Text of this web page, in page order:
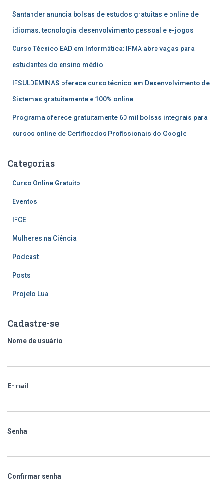
Santander anuncia bolsas de estudos gratuitas e online de
idiomas, tecnologia, desenvolvimento pessoal e e-jogos
Curso Técnico EAD em Informática: IFMA abre vagas para
estudantes do ensino médio
IFSULDEMINAS oferece curso técnico em Desenvolvimento de
Sistemas gratuitamente e 100% online
Programa oferece gratuitamente 60 mil bolsas integrais para
cursos online de Certificados Profissionais do Google
Categorias
Curso Online Gratuito
Eventos
IFCE
Mulheres na Ciência
Podcast
Posts
Projeto Lua
Cadastre-se
Nome de usuário
E-mail
Senha
Confirmar senha